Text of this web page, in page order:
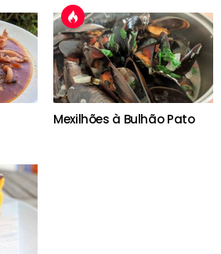
Mexilhões à Bulhão Pato